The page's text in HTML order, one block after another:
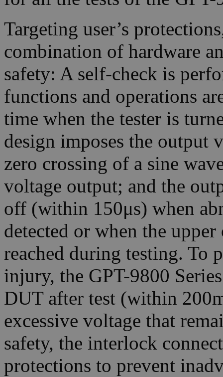
Targeting user’s
combination of hardware
safety: A self-check is
functions and operations
time when the tester is
design imposes the output
zero crossing of a sine
voltage output; and the
off (within 150μs) when
detected or when the
reached during testing. To
injury, the GPT-9800
DUT after test (within
excessive voltage that
safety, the interlock
protections to prevent